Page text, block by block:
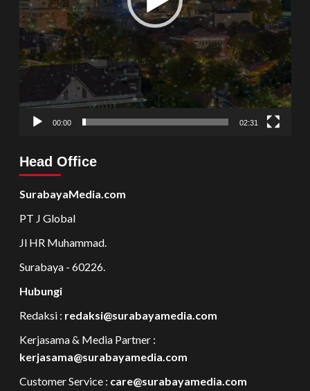
00:00 02:31
Head Office
SurabayaMedia.com
PT J Global
Jl HR Muhammad.
Surabaya - 60226.
Hubungi
Redaksi : redaksi@surabayamedia.com
Kerjasama & Media Partner :
kerjasama@surabayamedia.com
Customer Service : care@surabayamedia.com